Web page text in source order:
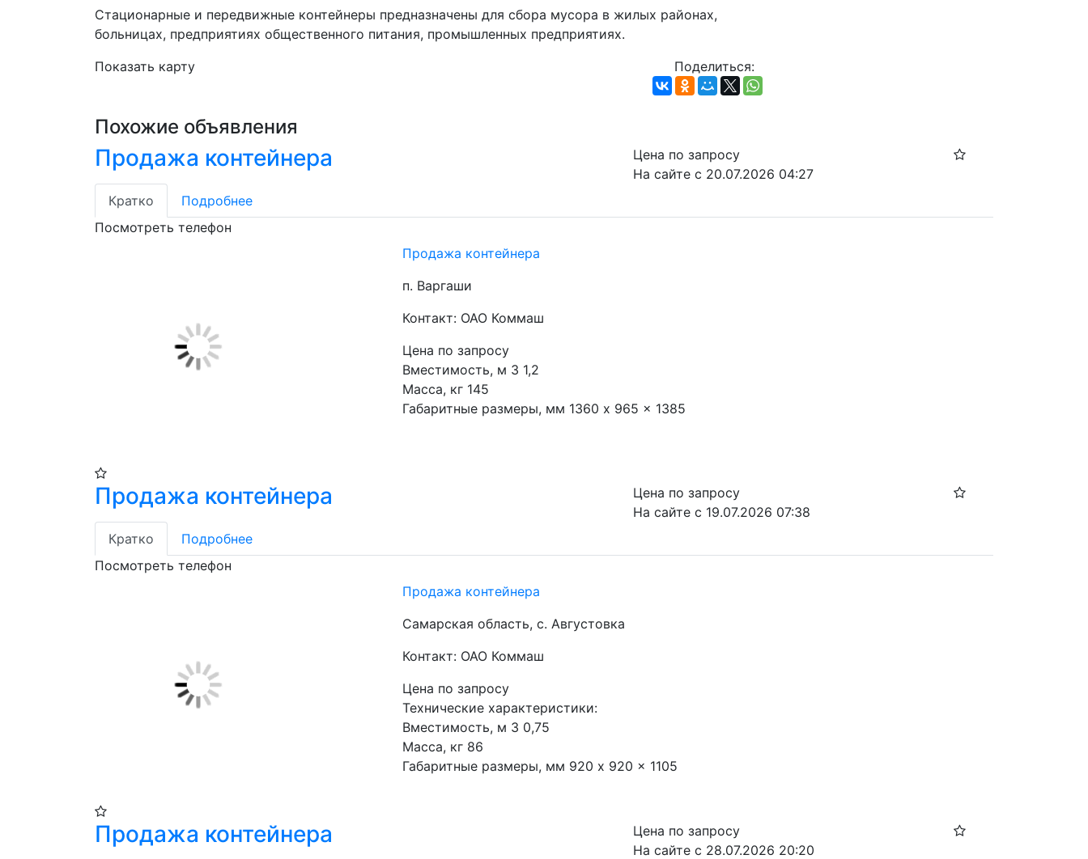
Стационарные и передвижные контейнеры предназначены для сбора мусора в жилых районах,
больницах, предприятиях общественного питания, промышленных предприятиях.
Показать карту
Поделиться:
Похожие объявления
Продажа контейнера
Цена по запросу
На сайте с 20.07.2026 04:27
Кратко
Подробнее
Посмотреть телефон
Продажа контейнера
п. Варгаши
Контакт: ОАО Коммаш
Цена по запросу
Вместимость, м 3 1,2
Масса, кг 145
Габаритные размеры, мм 1360 x 965 x 1385
Продажа контейнера
Цена по запросу
На сайте с 19.07.2026 07:38
Кратко
Подробнее
Посмотреть телефон
Продажа контейнера
Самарская область, с. Августовка
Контакт: ОАО Коммаш
Цена по запросу
Технические характеристики:
Вместимость, м 3 0,75
Масса, кг 86
Габаритные размеры, мм 920 x 920 x 1105
Продажа контейнера
Цена по запросу
На сайте с 28.07.2026 20:20